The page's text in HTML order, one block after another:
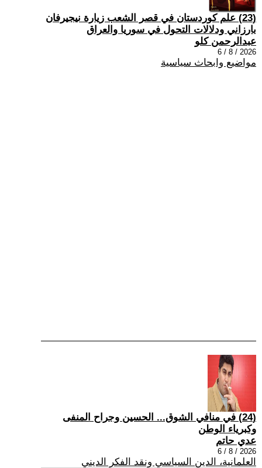
(23) علم كوردستان في قصر الشعب زيارة نيجيرفان
بارزاني ودلالات التحول في سوريا والعراق
عبدالرحمن كلو
2026 / 8 / 6
مواضيع وابحاث سياسية
(24) في منافي الشوق... الحسين وجراح المنفى
وكبرياء الوطن
عدي حاتم
2026 / 8 / 6
العلمانية، الدين السياسي ونقد الفكر الديني